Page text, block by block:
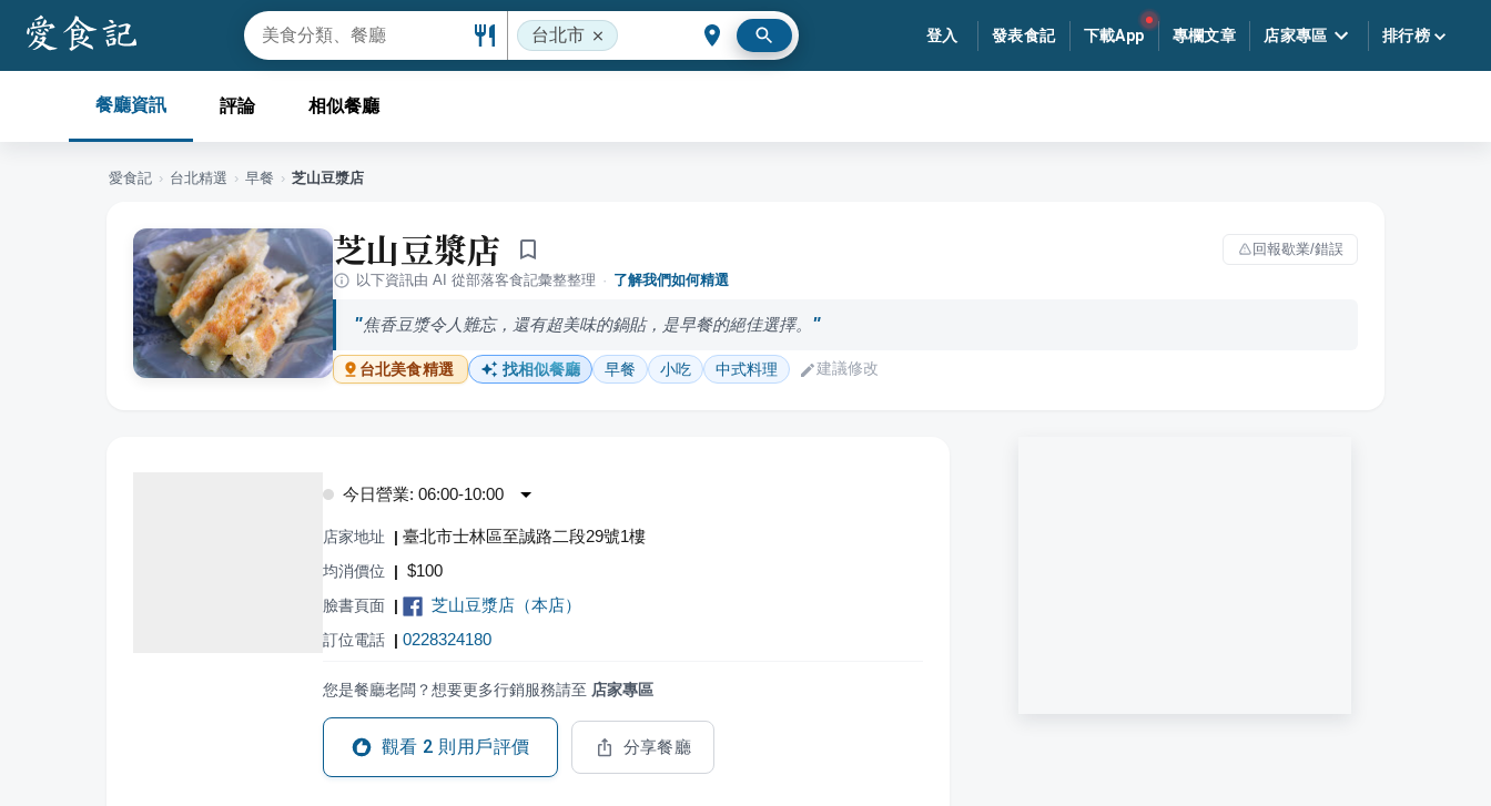
台北市 登入 發表食記 下載App 專欄文章 店家專區 排行榜
餐廳資訊 評論 相似餐廳
愛食記 › 台北精選 › 早餐 › 芝山豆漿店
芝山豆漿店
回報歇業/錯誤
以下資訊由 AI 從部落客食記彙整整理 · 了解我們如何精選
焦香豆漿令人難忘，還有超美味的鍋貼，是早餐的絕佳選擇。
台北美食精選 找相似餐廳 早餐 小吃 中式料理 建議修改
今日營業: 06:00-10:00
店家地址 | 臺北市士林區至誠路二段29號1樓
均消價位 | $100
臉書頁面 | 芝山豆漿店（本店）
訂位電話 | 0228324180
您是餐廳老闆？想要更多行銷服務請至 店家專區
觀看 2 則用戶評價 分享餐廳